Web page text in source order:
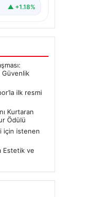
▲ +1.18%
Güvenlik
ilk resmi
Kurtaran
Ödülü
için istenen
Estetik ve